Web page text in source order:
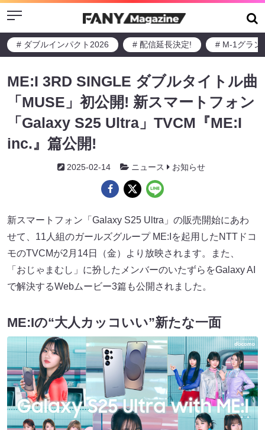
Menu
# ダブルインパクト2026 # 配信延長決定! # M-1グラン
ME:I 3RD SINGLE ダブルタイトル曲
「MUSE」初公開! 新スマートフォン
「Galaxy S25 Ultra」TVCM『ME:I
inc.』篇公開!
2025-02-14 ニュース お知らせ
新スマートフォン「Galaxy S25 Ultra」の販売開始にあわ
せて、11人組のガールズグループ ME:Iを起用したNTTドコ
モのTVCMが2月14日（金）より放映されます。また、
「おじゃまむし」に扮したメンバーのいたずらをGalaxy AI
で解決するWebムービー3篇も公開されました。
ME:Iの“大人カッコいい”新たな一面